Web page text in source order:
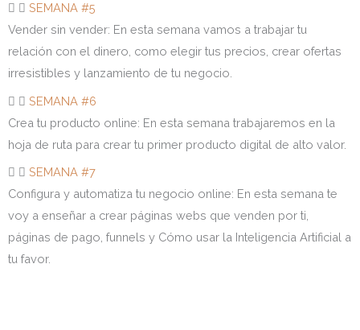
SEMANA #5
Vender sin vender: En esta semana vamos a trabajar tu
relación con el dinero, como elegir tus precios, crear ofertas
irresistibles y lanzamiento de tu negocio.
SEMANA #6
Crea tu producto online: En esta semana trabajaremos en la
hoja de ruta para crear tu primer producto digital de alto valor.
SEMANA #7
Configura y automatiza tu negocio online: En esta semana te
voy a enseñar a crear páginas webs que venden por ti,
páginas de pago, funnels y Cómo usar la Inteligencia Artificial a
tu favor.